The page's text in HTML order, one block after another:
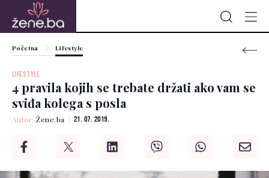
Početna Lifestyle
LIFESTYLE
4 pravila kojih se trebate držati ako vam se
sviđa kolega s posla
Autor:Žene.ba 21. 07. 2019.